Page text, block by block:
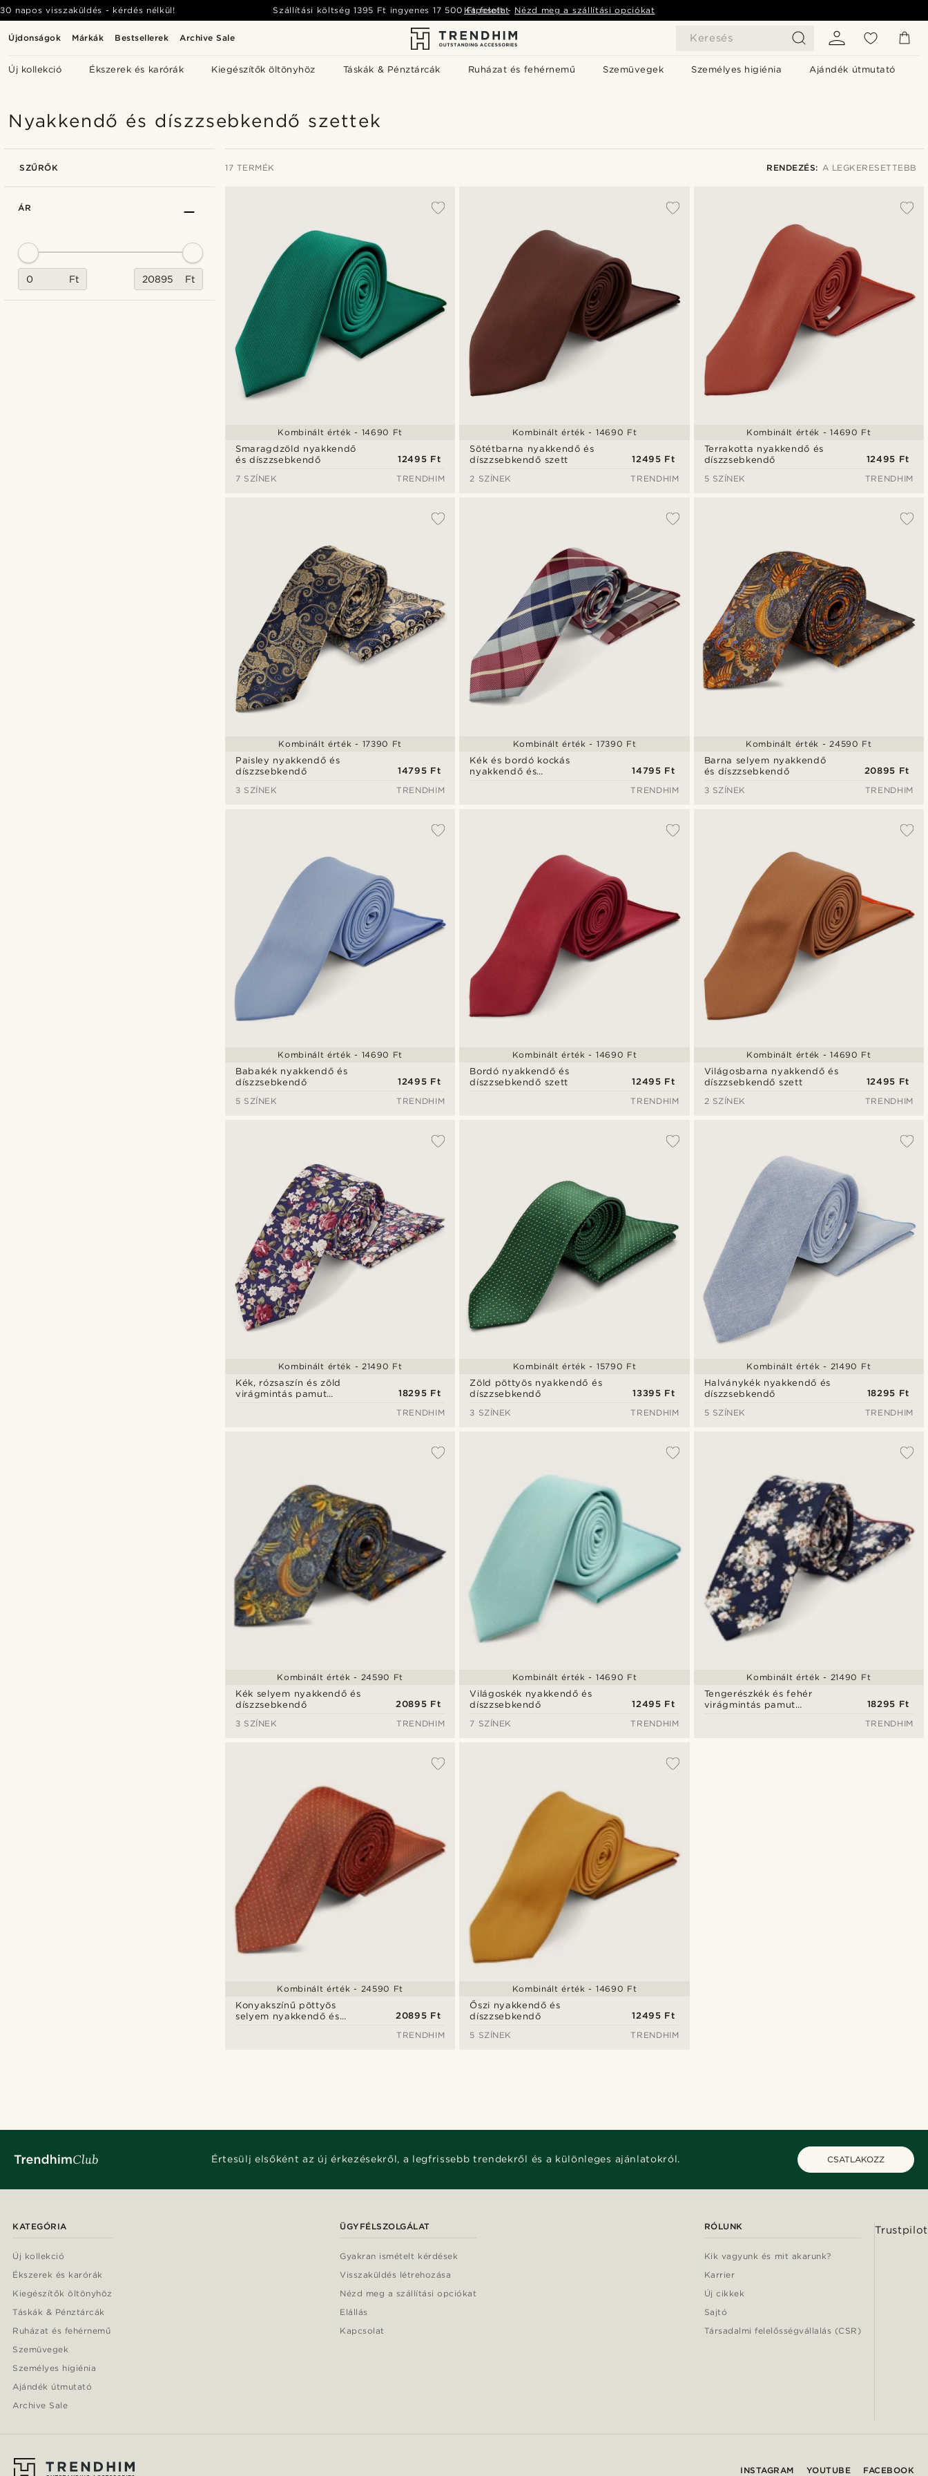
Újdonságok Márkák Bestsellerek Archive Sale Keresés
Új kollekció Ékszerek és karórák Kiegészítők öltönyhöz Táskák & Pénztárcák Ruházat és fehérnemű Szemüvegek Személyes higiénia Ajándék útmutató
30 napos visszaküldés - kérdés nélkül! Szállítási költség1395 Ft ingyenes 17 500 Ft felett- Nézd meg a szállítási opciókat
Kapcsolat
Nyakkendő és díszzsebkendő szettek
SZŰRŐK 17 TERMÉK RENDEZÉS: A LEGKERESETTEBB
Legalacsonyabb ár
Legmagasabb ár
Smaragdzöld nyakkendő
és díszzsebkendő
12495 Ft
Kombinált érték - 14690 Ft
7 SZÍNEK TRENDHIM
Sötétbarna nyakkendő és
díszzsebkendő szett
12495 Ft
Kombinált érték - 14690 Ft
2 SZÍNEK TRENDHIM
Terrakotta nyakkendő és
díszzsebkendő
12495 Ft
Kombinált érték - 14690 Ft
5 SZÍNEK TRENDHIM
Paisley nyakkendő és
díszzsebkendő
14795 Ft
Kombinált érték - 17390 Ft
3 SZÍNEK TRENDHIM
Kék és bordó kockás
nyakkendő és
14795 Ft
Kombinált érték - 17390 Ft
TRENDHIM
Barna selyem nyakkendő
és díszzsebkendő
20895 Ft
Kombinált érték - 24590 Ft
3 SZÍNEK TRENDHIM
Babakék nyakkendő és
díszzsebkendő
12495 Ft
Kombinált érték - 14690 Ft
5 SZÍNEK TRENDHIM
Bordó nyakkendő és
díszzsebkendő szett
12495 Ft
Kombinált érték - 14690 Ft
TRENDHIM
Világosbarna nyakkendő és
díszzsebkendő szett
12495 Ft
Kombinált érték - 14690 Ft
2 SZÍNEK TRENDHIM
Kék, rózsaszín és zöld
virágmintás pamut
18295 Ft
Kombinált érték - 21490 Ft
TRENDHIM
Zöld pöttyös nyakkendő és
díszzsebkendő
13395 Ft
Kombinált érték - 15790 Ft
3 SZÍNEK TRENDHIM
Halványkék nyakkendő és
díszzsebkendő
18295 Ft
Kombinált érték - 21490 Ft
5 SZÍNEK TRENDHIM
Kék selyem nyakkendő és
díszzsebkendő
20895 Ft
Kombinált érték - 24590 Ft
3 SZÍNEK TRENDHIM
Világoskék nyakkendő és
díszzsebkendő
12495 Ft
Kombinált érték - 14690 Ft
7 SZÍNEK TRENDHIM
Tengerészkék és fehér
virágmintás pamut
18295 Ft
Kombinált érték - 21490 Ft
TRENDHIM
Konyakszínű pöttyös
selyem nyakkendő és
20895 Ft
Kombinált érték - 24590 Ft
TRENDHIM
Őszi nyakkendő és
díszzsebkendő
12495 Ft
Kombinált érték - 14690 Ft
5 SZÍNEK TRENDHIM
ÁR
Ft Ft
Értesülj elsőként az új érkezésekről, a legfrissebb trendekről és a különleges ajánlatokról. CSATLAKOZZ
KATEGÓRIA
Új kollekció
Ékszerek és karórák
Kiegészítők öltönyhöz
Táskák & Pénztárcák
Ruházat és fehérnemű
Szemüvegek
Személyes higiénia
Ajándék útmutató
Archive Sale
ÜGYFÉLSZOLGÁLAT
Gyakran ismételt kérdések
Visszaküldés létrehozása
Nézd meg a szállítási opciókat
Elállás
Kapcsolat
RÓLUNK
Kik vagyunk és mit akarunk?
Karrier
Új cikkek
Sajtó
Társadalmi felelősségvállalás (CSR)
Trustpilot
INSTAGRAM YOUTUBE FACEBOOK